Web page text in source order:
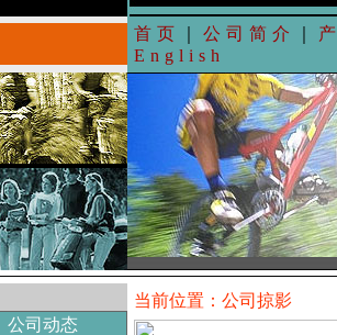
首页 公司简介
English
公司动态
当前位置：公司掠影